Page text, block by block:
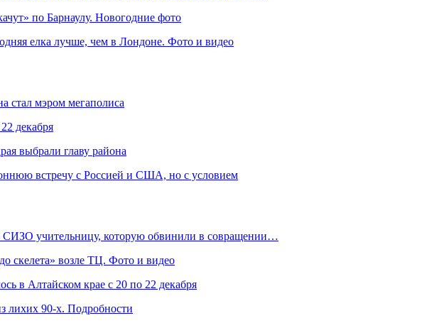
по Барнаулу. Новогодние фото
елка лучше, чем в Лондоне. Фото и видео
стал мэром мегаполиса
декабря
выбрали главу района
встречу с Россией и США, но с условием
СИЗО учительницу, которую обвинили в совращении…
скелета» возле ТЦ. Фото и видео
в Алтайском крае с 20 по 22 декабря
лихих 90-х. Подробности